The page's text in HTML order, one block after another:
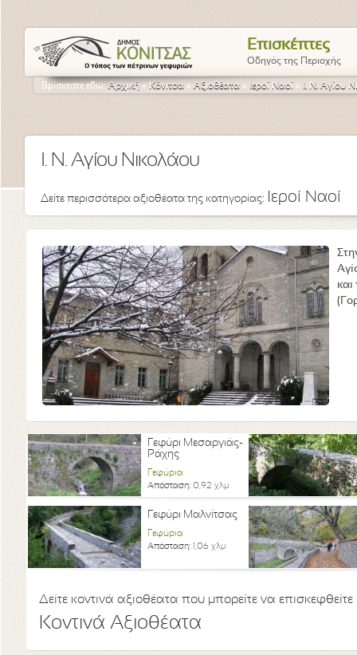
Επισκέπτες
Οδηγός της Περιοχής
Βρίσκεστε εδώ:Αρχική » Κόνιτσα » Αξιοθέατα » Ιεροί Ναοί » Ι. Ν. Αγίου
Ι. Ν. Αγίου Νικολάου
Δείτε περισσότερα αξιοθέατα της κατηγορίας: Ιεροί Ναοί
Γεφύρι Μεσαργιάς-
Ράχης
Γεφύρια
Απόσταση: 0,92 χλμ
Γεφύρι Μαλνίτσας
Γεφύρια
Απόσταση: 1,06 χλμ
Δείτε κοντινά αξιοθέατα που μπορείτε να επισκεφθείτε
Κοντινά Αξιοθέατα